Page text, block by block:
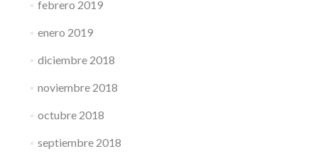
febrero 2019
enero 2019
diciembre 2018
noviembre 2018
octubre 2018
septiembre 2018